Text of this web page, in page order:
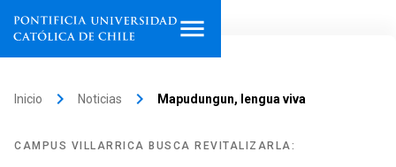
Inicio keyboard_arrow_right Noticias keyboard_arrow_right Mapudungun, lengua viva
CAMPUS VILLARRICA BUSCA REVITALIZARLA: